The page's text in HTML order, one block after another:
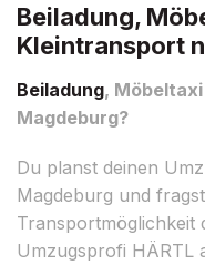
Beiladung,
Kleintransport
Beiladung,
Magdeburg?
Du planst deinen
Magdeburg und
Transportmöglichkeit
Umzugsprofi HÄRTL